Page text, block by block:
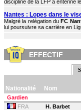
discipline de la LFP a entériné
Nantes : Lopes dans le
Malgré la relégation duFC
lui poursuivre sa carrière en
EFFECTIF
Nationalité Nom
Gardien
FRA
H. Barbet